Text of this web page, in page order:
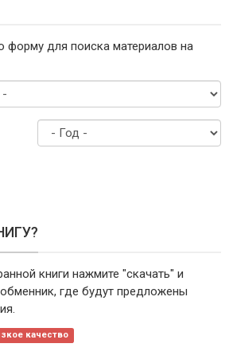
форму для поиска материалов на
книги нажмите "скачать" и
где будут предложены
качество